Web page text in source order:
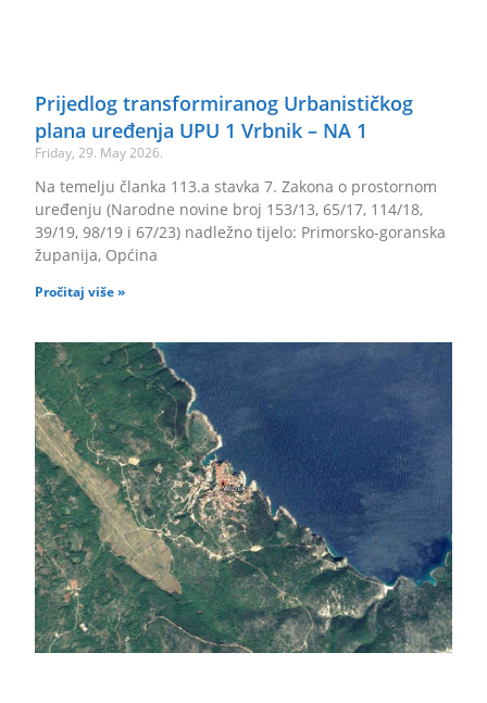
Prijedlog transformiranog Urbanističkog
plana uređenja UPU 1 Vrbnik – NA 1
Friday, 29. May 2026.
Na temelju članka 113.a stavka 7. Zakona o prostornom
uređenju (Narodne novine broj 153/13, 65/17, 114/18,
39/19, 98/19 i 67/23) nadležno tijelo: Primorsko-goranska
županija, Općina
Pročitaj više »